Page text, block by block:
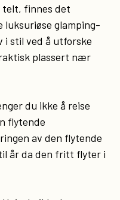
finnes det
luksuriøse glamping-
i stil ved å utforske
plassert nær
du ikke å reise
flytende
av den flytende
år da den fritt flyter i